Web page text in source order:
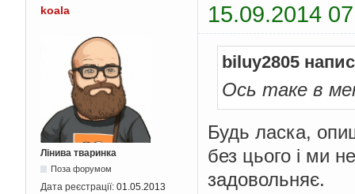
}
}
koala 15.09.2014
Лінива тваринка
Поза форумом
Дата реєстрації: 01.05.2013
biluy2805
Ось таке в
Будь ласка,
без цього і ми
задовольняє.